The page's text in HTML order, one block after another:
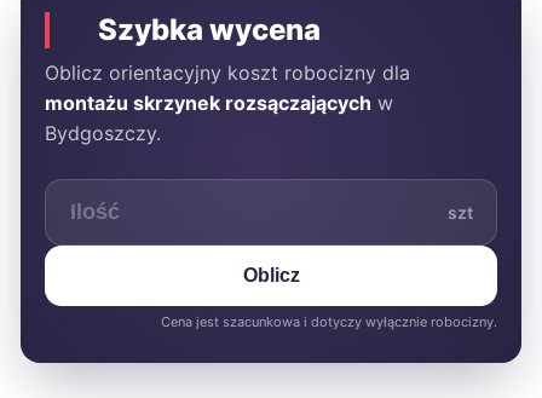
Szybka wycena
Oblicz orientacyjny koszt robocizny dla
montażu skrzynek rozsączających w
Bydgoszczy.
szt
Oblicz
Cena jest szacunkowa i dotyczy wyłącznie robocizny.